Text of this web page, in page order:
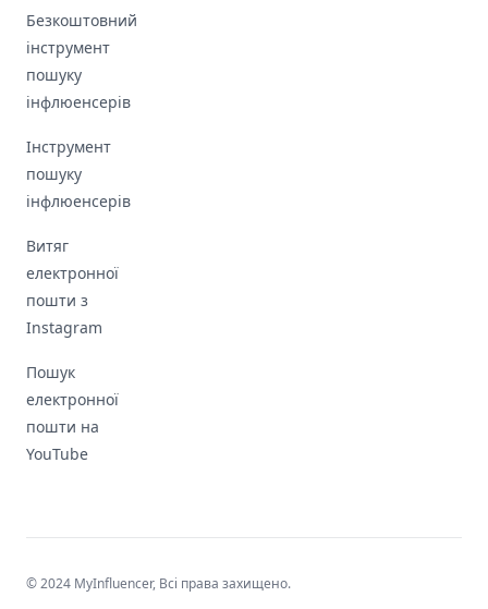
Безкоштовний
інструмент
пошуку
інфлюенсерів
Інструмент
пошуку
інфлюенсерів
Витяг
електронної
пошти з
Instagram
Пошук
електронної
пошти на
YouTube
© 2024 MyInfluencer, Всі права захищено.